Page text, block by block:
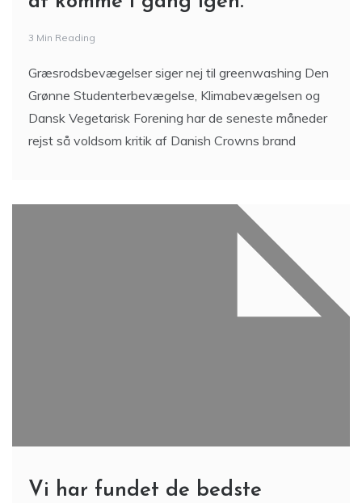
3 Min Reading
Græsrodsbevægelser siger nej til greenwashing Den
Grønne Studenterbevægelse, Klimabevægelsen og
Dansk Vegetarisk Forening har de seneste måneder
rejst så voldsom kritik af Danish Crowns brand
Vi har fundet de bedste